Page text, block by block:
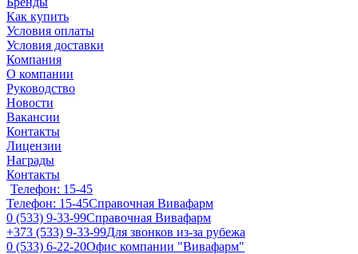
Как купить
Условия оплаты
Условия доставки
Компания
О компании
Руководство
Новости
Вакансии
Контакты
Лицензии
Награды
Контакты
Телефон: 15-45
Телефон: 15-45Справочная Вивафарм
0 (533) 9-33-99Справочная Вивафарм
+373 (533) 9-33-99Для звонков из-за рубежа
0 (533) 6-22-20Офис компании "Вивафарм"